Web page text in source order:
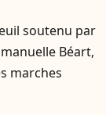
soutenu par
Béart,
marches